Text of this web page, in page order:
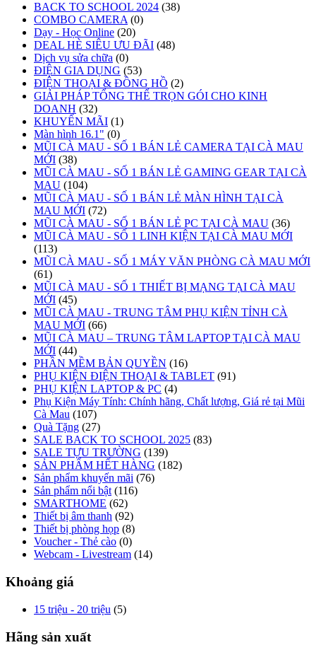
BACK TO SCHOOL 2024 (38)
COMBO CAMERA (0)
Dạy - Học Online (20)
DEAL HÈ SIÊU ƯU ĐÃI (48)
Dịch vụ sửa chữa (0)
ĐIỆN GIA DỤNG (53)
ĐIỆN THOẠI & ĐỒNG HỒ (2)
GIẢI PHÁP TỔNG THỂ TRỌN GÓI CHO KINH
DOANH (32)
KHUYẾN MÃI (1)
Màn hình 16.1" (0)
MŨI CÀ MAU - SỐ 1 BÁN LẺ CAMERA TẠI CÀ MAU
MỚI (38)
MŨI CÀ MAU - SỐ 1 BÁN LẺ GAMING GEAR TẠI CÀ
MAU (104)
MŨI CÀ MAU - SỐ 1 BÁN LẺ MÀN HÌNH TẠI CÀ
MAU MỚI (72)
MŨI CÀ MAU - SỐ 1 BÁN LẺ PC TẠI CÀ MAU (36)
MŨI CÀ MAU - SỐ 1 LINH KIỆN TẠI CÀ MAU MỚI
(113)
MŨI CÀ MAU - SỐ 1 MÁY VĂN PHÒNG CÀ MAU MỚI
(61)
MŨI CÀ MAU - SỐ 1 THIẾT BỊ MẠNG TẠI CÀ MAU
MỚI (45)
MŨI CÀ MAU - TRUNG TÂM PHỤ KIỆN TỈNH CÀ
MAU MỚI (66)
MŨI CÀ MAU – TRUNG TÂM LAPTOP TẠI CÀ MAU
MỚI (44)
PHẦN MỀM BẢN QUYỀN (16)
PHỤ KIỆN ĐIỆN THOẠI & TABLET (91)
PHỤ KIỆN LAPTOP & PC (4)
Phụ Kiện Máy Tính: Chính hãng, Chất lượng, Giá rẻ tại Mũi
Cà Mau (107)
Quà Tặng (27)
SALE BACK TO SCHOOL 2025 (83)
SALE TỰU TRƯỜNG (139)
SẢN PHẨM HẾT HÀNG (182)
Sản phẩm khuyến mãi (76)
Sản phẩm nổi bật (116)
SMARTHOME (62)
Thiết bị âm thanh (92)
Thiết bị phòng họp (8)
Voucher - Thẻ cào (0)
Webcam - Livestream (14)
Khoảng giá
15 triệu - 20 triệu (5)
Hãng sản xuất